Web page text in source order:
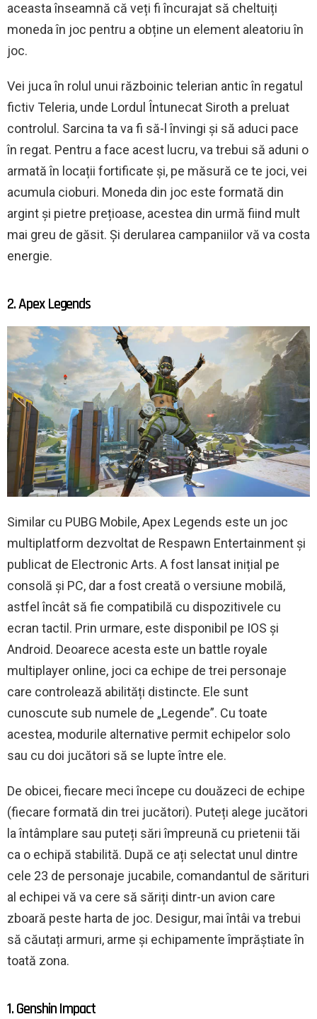
aceasta înseamnă că veți fi încurajat să cheltuiți
moneda în joc pentru a obține un element aleatoriu în
joc.
Vei juca în rolul unui războinic telerian antic în regatul
fictiv Teleria, unde Lordul Întunecat Siroth a preluat
controlul. Sarcina ta va fi să-l învingi și să aduci pace
în regat. Pentru a face acest lucru, va trebui să aduni o
armată în locații fortificate și, pe măsură ce te joci, vei
acumula cioburi. Moneda din joc este formată din
argint și pietre prețioase, acestea din urmă fiind mult
mai greu de găsit. Și derularea campaniilor vă va costa
energie.
2. Apex Legends
Similar cu PUBG Mobile, Apex Legends este un joc
multiplatform dezvoltat de Respawn Entertainment și
publicat de Electronic Arts. A fost lansat inițial pe
consolă și PC, dar a fost creată o versiune mobilă,
astfel încât să fie compatibilă cu dispozitivele cu
ecran tactil. Prin urmare, este disponibil pe IOS și
Android. Deoarece acesta este un battle royale
multiplayer online, joci ca echipe de trei personaje
care controlează abilități distincte. Ele sunt
cunoscute sub numele de „Legende”. Cu toate
acestea, modurile alternative permit echipelor solo
sau cu doi jucători să se lupte între ele.
De obicei, fiecare meci începe cu douăzeci de echipe
(fiecare formată din trei jucători). Puteți alege jucători
la întâmplare sau puteți sări împreună cu prietenii tăi
ca o echipă stabilită. După ce ați selectat unul dintre
cele 23 de personaje jucabile, comandantul de sărituri
al echipei vă va cere să săriți dintr-un avion care
zboară peste harta de joc. Desigur, mai întâi va trebui
să căutați armuri, arme și echipamente împrăștiate în
toată zona.
1. Genshin Impact